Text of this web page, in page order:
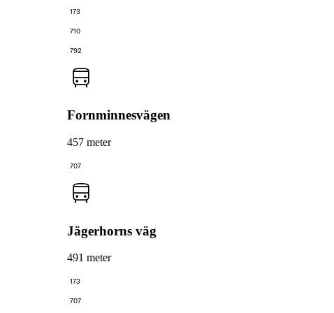
173
710
792
Fornminnesvägen
457 meter
707
Jägerhorns väg
491 meter
173
707